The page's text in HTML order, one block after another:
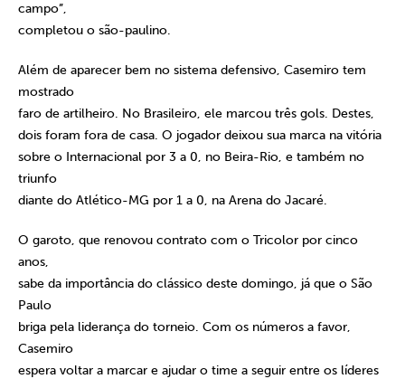
campo”,
completou o são-paulino.
Além de aparecer bem no sistema defensivo, Casemiro tem
mostrado
faro de artilheiro. No Brasileiro, ele marcou três gols. Destes,
dois foram fora de casa. O jogador deixou sua marca na vitória
sobre o Internacional por 3 a 0, no Beira-Rio, e também no
triunfo
diante do Atlético-MG por 1 a 0, na Arena do Jacaré.
O garoto, que renovou contrato com o Tricolor por cinco
anos,
sabe da importância do clássico deste domingo, já que o São
Paulo
briga pela liderança do torneio. Com os números a favor,
Casemiro
espera voltar a marcar e ajudar o time a seguir entre os líderes